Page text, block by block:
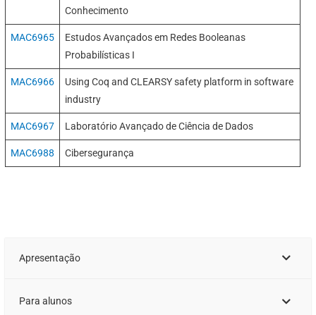
Apresentação
Para alunos
Conhecimento
MAC6965
Estudos Avançados em Redes Booleanas
Probabilísticas I
MAC6966
Using Coq and CLEARSY safety platform in software
industry
MAC6967 Laboratório Avançado de Ciência de Dados
MAC6988 Cibersegurança